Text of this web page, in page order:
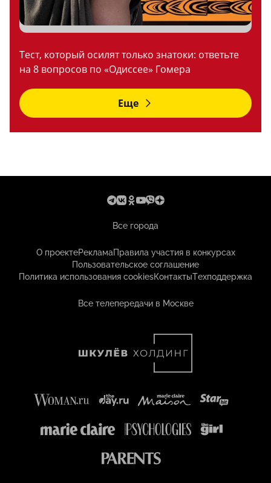
Тест, который осилят только знатоки: ответьте
на 8 вопросов по «Одиссее» Гомера
Еще
Все города
О проектеРекламаПравила участия в конкурсах
Пользовательское соглашение
Политика использования cookiesКонтактыТехподдержка
Все телепередачи в Москве